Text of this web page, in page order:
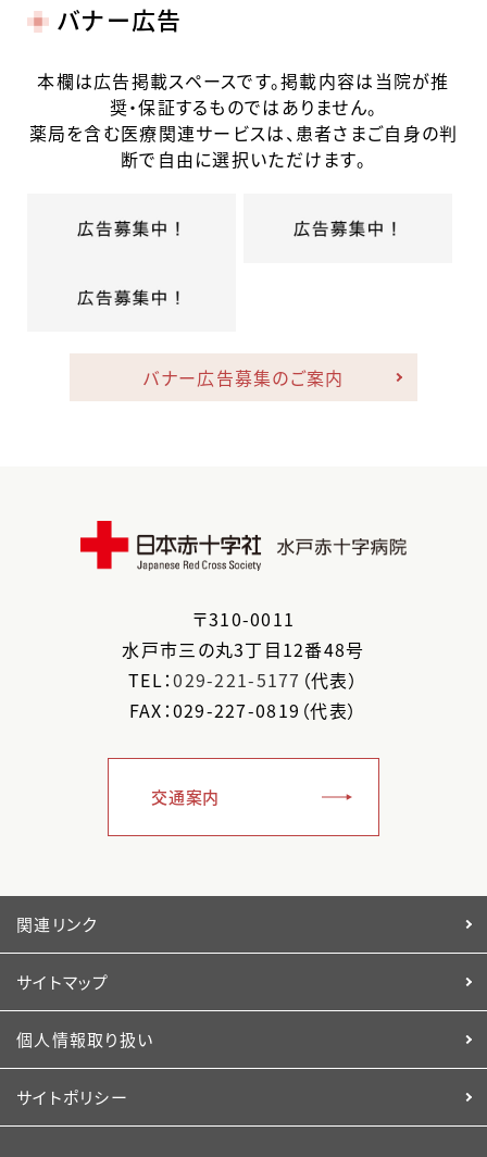
バナー広告
本欄は広告掲載スペースです。掲載内容は当院が推
奨・保証するものではありません。
薬局を含む医療関連サービスは、患者さまご自身の判
断で自由に選択いただけます。
バナー広告募集のご案内
〒310-0011
水戸市三の丸3丁目12番48号
TEL：029-221-5177 （代表）
FAX：029-227-0819（代表）
交通案内
関連リンク
サイトマップ
個人情報取り扱い
サイトポリシー